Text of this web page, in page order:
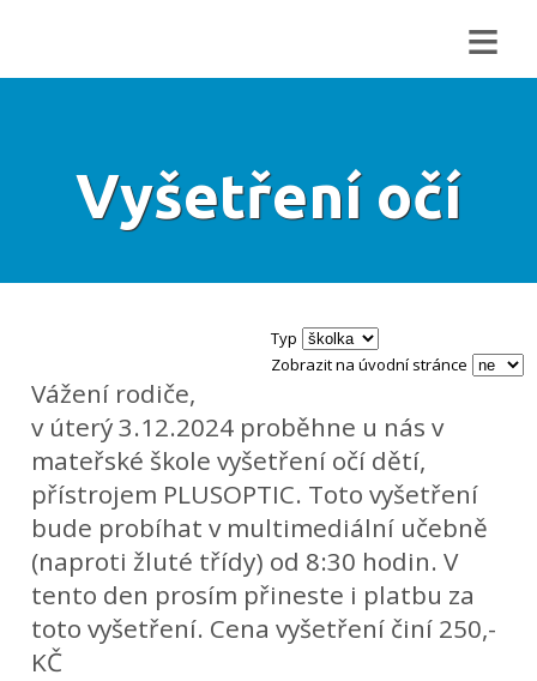
≡
Vyšetření očí
Typ
Zobrazit na úvodní stránce
Vážení rodiče,
v úterý 3.12.2024 proběhne u nás v
mateřské škole vyšetření očí dětí,
přístrojem PLUSOPTIC. Toto vyšetření
bude probíhat v multimediální učebně
(naproti žluté třídy) od 8:30 hodin. V
tento den prosím přineste i platbu za
toto vyšetření. Cena vyšetření činí 250,-
KČ